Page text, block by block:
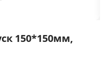
150*150мм,